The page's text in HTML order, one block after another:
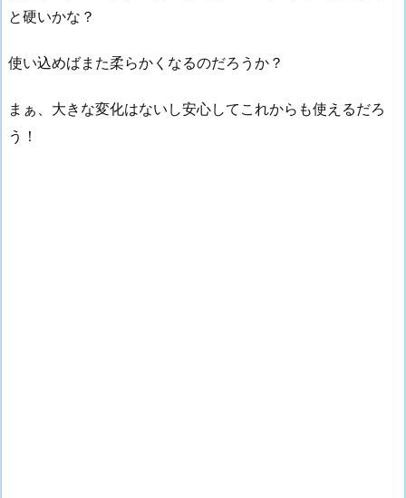
と硬いかな？
使い込めばまた柔らかくなるのだろうか？
まぁ、大きな変化はないし安心してこれからも使えるだろ
う！